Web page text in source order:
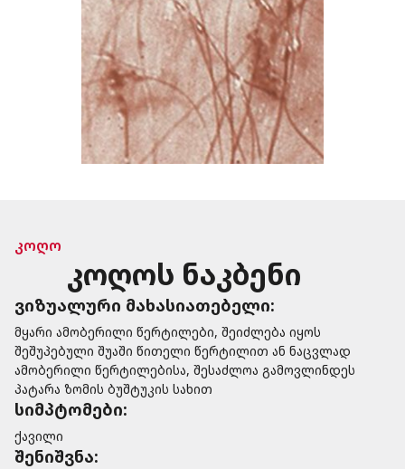
კოღო
კოღოს ნაკბენი
ვიზუალური მახასიათებელი:
მყარი ამობერილი წერტილები, შეიძლება იყოს
შეშუპებული შუაში წითელი წერტილით ან ნაცვლად
ამობერილი წერტილებისა, შესაძლოა გამოვლინდეს
პატარა ზომის ბუშტუკის სახით
სიმპტომები:
ქავილი
შენიშვნა: